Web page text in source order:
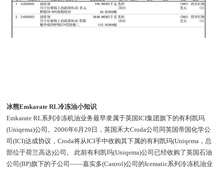
冰熊Emkarate RL冷冻油小知识
Emkarate RL系列冷冻机油业务最早隶属于英国ICI集团旗下的有利凯玛
(Uniqema)公司。2006年6月29日，英国禾大Croda公司同英国帝国化学公
司(ICI)达成协议，Croda将从ICI手中收购其下属的有利凯玛(Uniqema，总
部位于荷兰高达)公司。 此前有利凯玛(Uniqema)公司已经收购了英国石油
公司(BP)旗下的子公司——嘉实多(Castrol)公司的Icematic系列冷冻机油业